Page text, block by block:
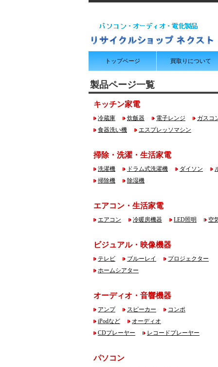
トップページ 買取りについて
製品ページ一覧
キッチン家電
冷蔵庫 炊飯器 電子レンジ
ガスコ
食器洗い機
エスプレッソマシン
掃除・洗濯・生活家電
洗濯機 ドラム式洗濯機 ダイソン
掃除機
除湿機
エアコン・生活家電
エアコン 冷暖房機器 LED照明 空
ビジュアル・映像機器
テレビ ブルーレイ
プロジェクター
ホームシアター
オーディオ・音響機器
アンプ スピーカー
コンポ
iPodなど
オーディオ
CDプレーヤー
レコードプレーヤー
パソコン